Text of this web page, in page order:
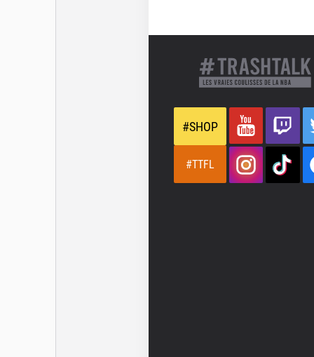
#SHOP
#TTFL